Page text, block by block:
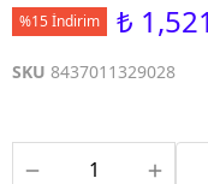
%15 İndirim ₺
SKU 8437011329028